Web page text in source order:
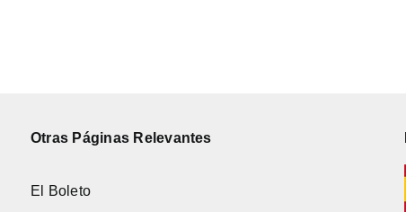
Otras Páginas Relevantes
El Boleto